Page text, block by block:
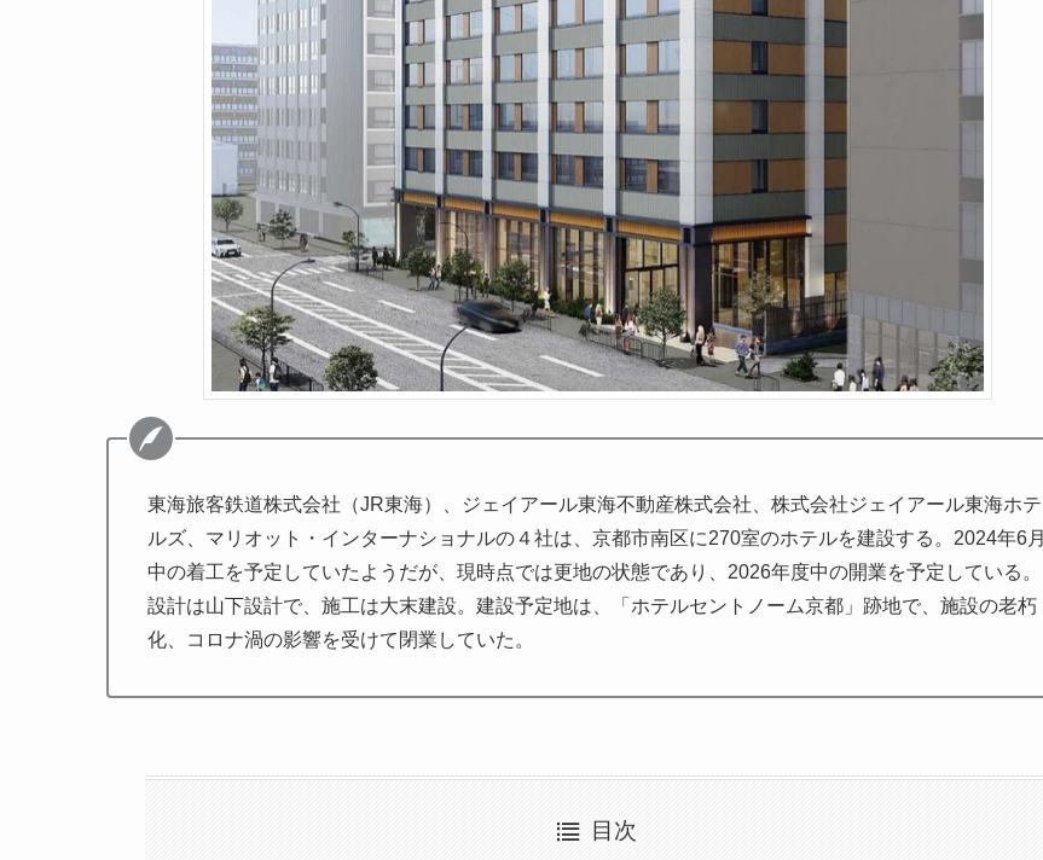
東海旅客鉄道株式会社（JR東海）、ジェイアール東海不動産株式会社、株式会社ジェイアール東海ホテ
ルズ、マリオット・インターナショナルの４社は、京都市南区に270室のホテルを建設する。2024年6月
中の着工を予定していたようだが、現時点では更地の状態であり、2026年度中の開業を予定している。
設計は山下設計で、施工は大末建設。建設予定地は、「ホテルセントノーム京都」跡地で、施設の老朽
化、コロナ渦の影響を受けて閉業していた。
目次